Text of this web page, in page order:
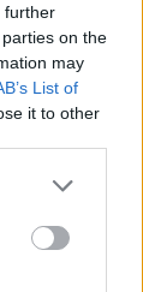
further
on the
may
List of
it to other
Google
click to
tags to
Google